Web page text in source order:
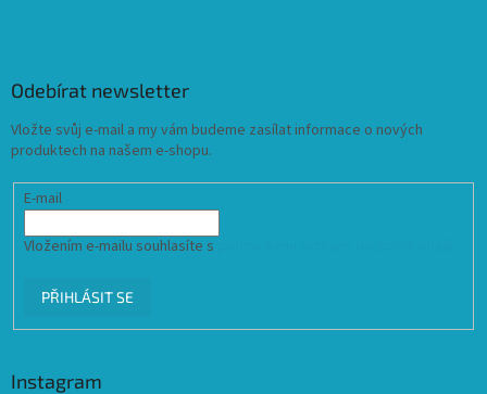
Odebírat newsletter
Vložte svůj e-mail a my vám budeme zasílat informace o nových
produktech na našem e-shopu.
E-mail
Vložením e-mailu souhlasíte s
PŘIHLÁSIT SE
Instagram